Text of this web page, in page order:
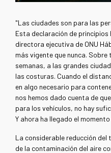
"Las ciudades son para las
Esta declaración de principios
directora ejecutiva de ONU
más vigente que nunca.
semanas, a las grandes
las costuras. Cuando el
en algo necesario para
nos hemos dado cuenta de
para los vehículos, no hay
Y ahora ha llegado el
La considerable reducción
de la contaminación del aire